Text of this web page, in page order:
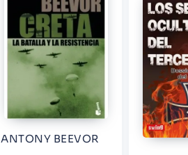
Escribir comentario
ENVIAR COMENTARIO
ANTONY BEEVOR